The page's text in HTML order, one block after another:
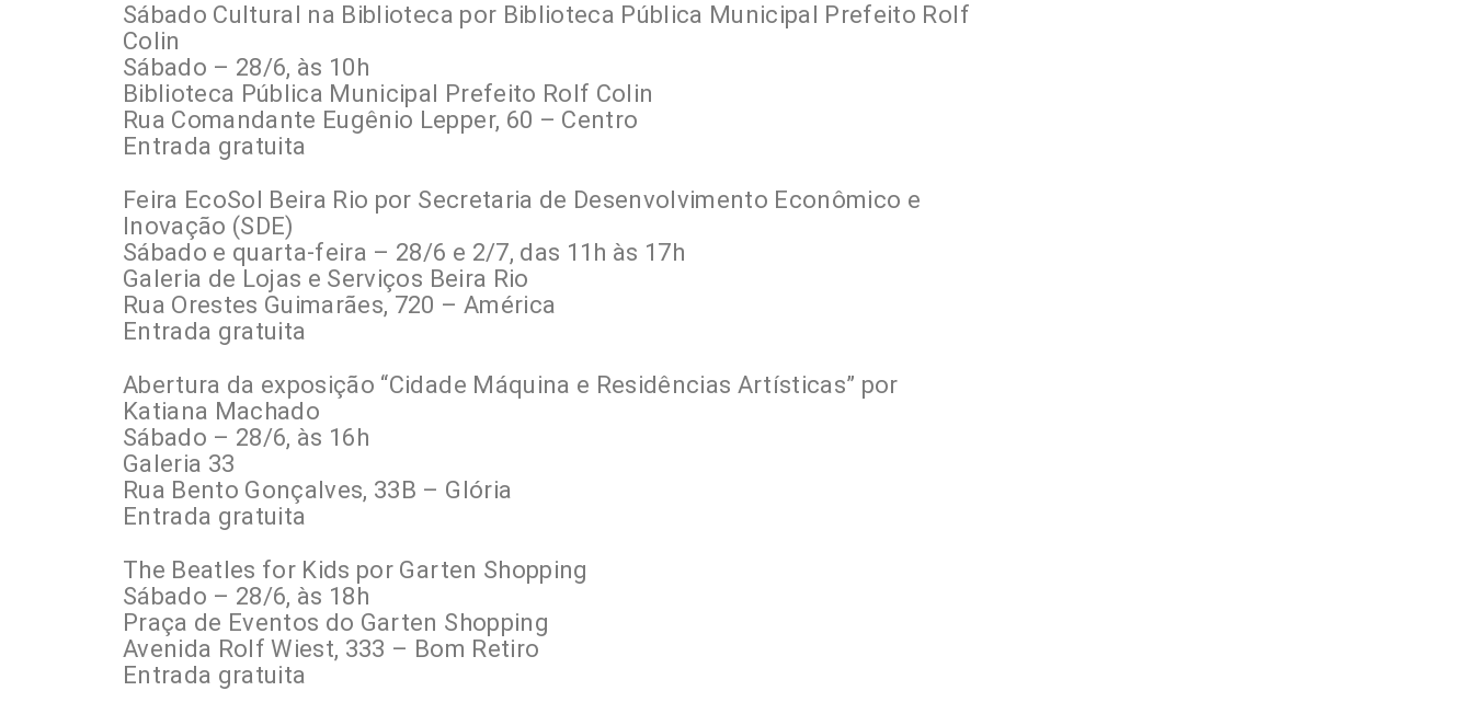
Sábado Cultural na Biblioteca por Biblioteca Pública Municipal Prefeito Rolf
Colin
Sábado – 28/6, às 10h
Biblioteca Pública Municipal Prefeito Rolf Colin
Rua Comandante Eugênio Lepper, 60 – Centro
Entrada gratuita
Feira EcoSol Beira Rio por Secretaria de Desenvolvimento Econômico e
Inovação (SDE)
Sábado e quarta-feira – 28/6 e 2/7, das 11h às 17h
Galeria de Lojas e Serviços Beira Rio
Rua Orestes Guimarães, 720 – América
Entrada gratuita
Abertura da exposição “Cidade Máquina e Residências Artísticas” por
Katiana Machado
Sábado – 28/6, às 16h
Galeria 33
Rua Bento Gonçalves, 33B – Glória
Entrada gratuita
The Beatles for Kids por Garten Shopping
Sábado – 28/6, às 18h
Praça de Eventos do Garten Shopping
Avenida Rolf Wiest, 333 – Bom Retiro
Entrada gratuita